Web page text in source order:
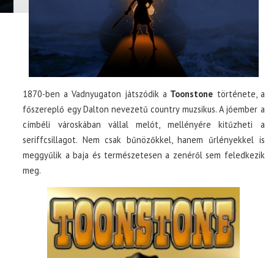
1870-ben a Vadnyugaton játszódik a Toonstone története, a
főszereplő egy Dalton nevezetű country muzsikus. A jóember a
címbéli városkában vállal melót, mellényére kitűzheti a
seriffcsillagot. Nem csak bűnözőkkel, hanem űrlényekkel is
meggyűlik a baja és természetesen a zenéről sem feledkezik
meg.